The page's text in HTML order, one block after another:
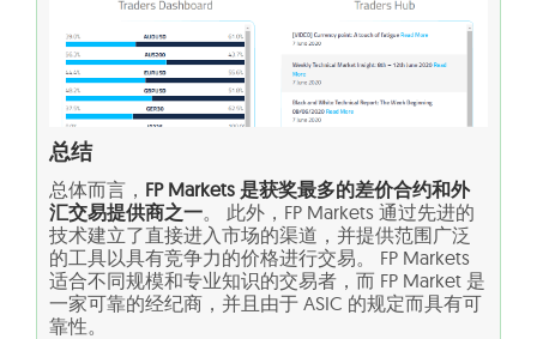
总结
总体而言， FP Markets 是获奖最多的差价合约和外
汇交易提供商之一。 此外，FP Markets 通过先进的
技术建立了直接进入市场的渠道，并提供范围广泛
的工具以具有竞争力的价格进行交易。 FP Markets
适合不同规模和专业知识的交易者，而 FP Market 是
一家可靠的经纪商，并且由于 ASIC 的规定而具有可
靠性。